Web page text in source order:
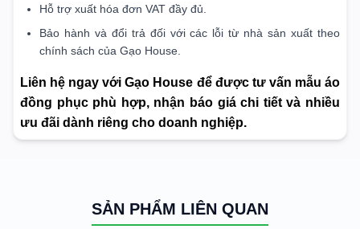
Hỗ trợ xuất hóa đơn VAT đầy đủ.
Bảo hành và đổi trả đối với các lỗi từ nhà sản xuất theo
chính sách của Gạo House.
Liên hệ ngay với Gạo House để được tư vấn mẫu áo
đồng phục phù hợp, nhận báo giá chi tiết và nhiều
ưu đãi dành riêng cho doanh nghiệp.
SẢN PHẨM LIÊN QUAN